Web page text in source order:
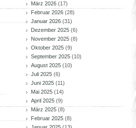
März 2026 (17)
Februar 2026 (28)
Januar 2026 (31)
Dezember 2025 (6)
November 2025 (8)
Oktober 2025 (9)
September 2025 (10)
August 2025 (10)
Juli 2025 (6)
Juni 2025 (11)
Mai 2025 (14)
April 2025 (9)
März 2025 (8)
Februar 2025 (8)